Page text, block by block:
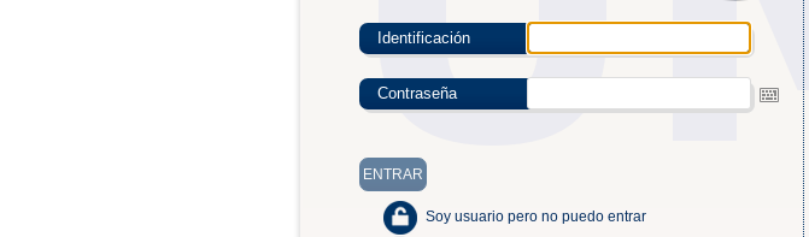
Identificación
Contraseña
Soy usuario pero no puedo entrar